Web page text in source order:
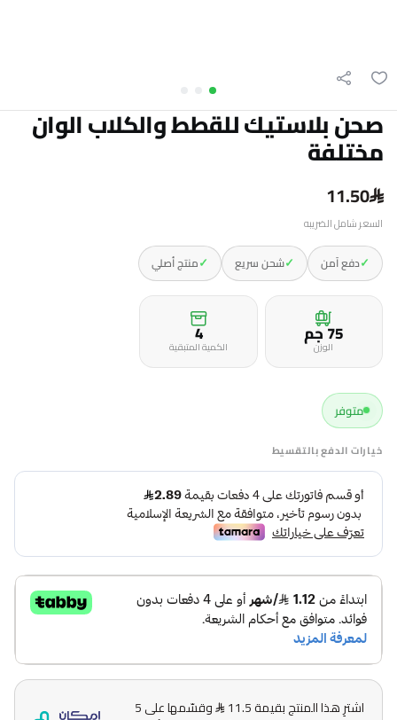
صحن بلاستيك للقطط والكلاب الوان
مختلفة
11.50
السعر شامل الضريبه
✓دفع آمن ✓شحن سريع ✓منتج أصلي
75 جمالوزن 4
الكمية المتبقية
متوفر
خيارات الدفع بالتقسيط
اشترِ هذا المنتج بقيمة 11.5
وقسّمها على 5